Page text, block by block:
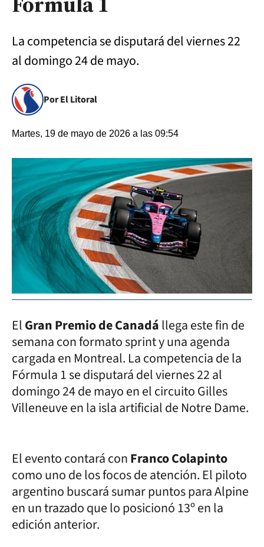
La competencia se disputará del viernes 22
al domingo 24 de mayo.
Por El Litoral
Martes, 19 de mayo de 2026 a las 09:54
ElGran Premio de Canadállega este fin de
semana con formato sprint y una agenda
cargada en Montreal. La competencia de la
Fórmula 1 se disputará del viernes 22 al
domingo 24 de mayo en el circuito Gilles
Villeneuve en la isla artificial de Notre Dame.
El evento contará conFranco Colapinto
como uno de los focos de atención. El piloto
argentino buscará sumar puntos para Alpine
en un trazado que lo posicionó 13º en la
edición anterior.